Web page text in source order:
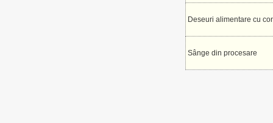
Deseuri alimentare cu
Sânge din procesare